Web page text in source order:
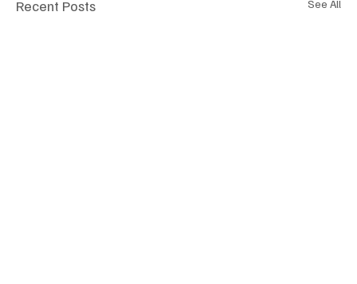
Recent Posts See All